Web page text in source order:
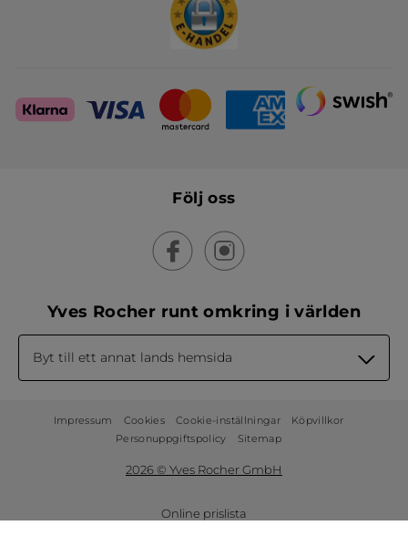
Följ oss
Yves Rocher runt omkring i världen
Byt till ett annat lands hemsida
Impressum Cookies Cookie-inställningar
Köpvillkor
Personuppgiftspolicy
Sitemap
2026 © Yves Rocher GmbH
Online prislista